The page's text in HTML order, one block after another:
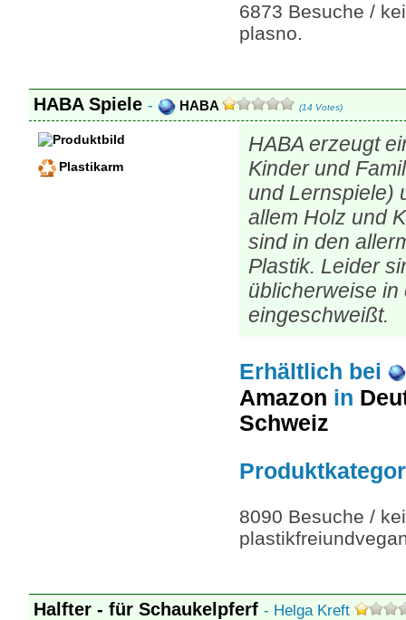
6873 Besuche /
plasno.
HABA Spiele - HABA (14 Votes)
Plastikarm
HABA erzeugt
Kinder und
und Lernspiele)
allem Holz und
sind in den
Plastik. Leider
üblicherweise in
eingeschweißt.
Erhältlich bei
Amazon in
Schweiz
8090 Besuche /
Halfter - für Schaukelpferf - Helga Kreft